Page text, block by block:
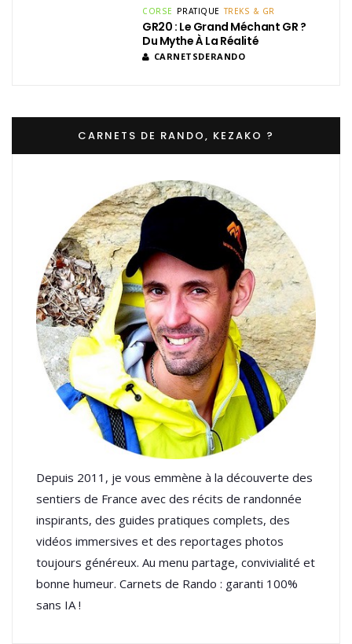
CORSE PRATIQUE TREKS & GR
GR20 : Le Grand Méchant GR ?
Du Mythe À La Réalité
CARNETSDERANDO
CARNETS DE RANDO, KEZAKO ?
Depuis 2011, je vous emmène à la découverte des
sentiers de France avec des récits de randonnée
inspirants, des guides pratiques complets, des
vidéos immersives et des reportages photos
toujours généreux. Au menu partage, convivialité et
bonne humeur. Carnets de Rando : garanti 100%
sans IA !